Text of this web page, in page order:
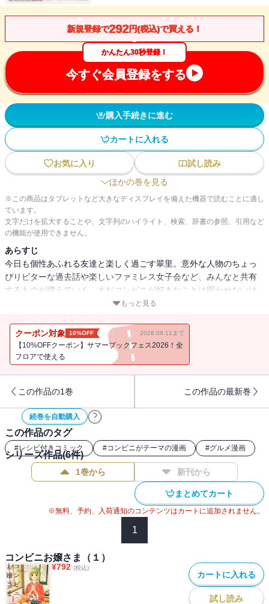
新規登録で292円(税込)で買える！
かんたん30秒登録！
今すぐ会員登録をする
購入手続きに進む
カートに入れる
お気に入り
試し読み
ほかの巻を見る
※この商品はタブレットなど大きなディスプレイを備えた機器で読むことに適し
ています。
文字だけを拡大することや、文字列のハイライト、検索、辞書の参照、引用など
の機能が使用できません。
あらすじ
今日も個性あふれる友達と楽しく過ごす翠里。意外な人物のちょっ
ぴりビターな過去話や楽しいファミレス女子会など、みんなと共有
するものが増えていく。まだコンビニが好きなことは明かせないけ
ど、一緒にお菓子作りや料理をして翠里のお腹と心はいっぱい
もっと見る
クーポン対象 10%OFF 2026.08.11まで
【10%OFFクーポン】サマーブックフェス2026！全
フロアで使える
この作品の1巻 この作品の最新巻
続巻を自動購入
この作品のタグ
#レシピ付きコミック #コンビニがテーマの漫画 #グルメ漫画
シリーズ作品(6件)
1巻から 新刊から
まとめてカート
※無料、予約、入荷通知のコンテンツはカートに追加されません。
1
コンビニお嬢さま（１）
¥792 (税込)
カートに入れる
試し読み